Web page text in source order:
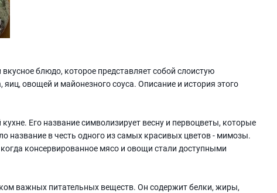
блюдо, которое представляет собой слоистую
овощей и майонезного соуса. Описание и история этого
Его название символизирует весну и первоцветы, которые
название в честь одного из самых красивых цветов - мимозы.
консервированное мясо и овощи стали доступными
важных питательных веществ. Он содержит белки, жиры,